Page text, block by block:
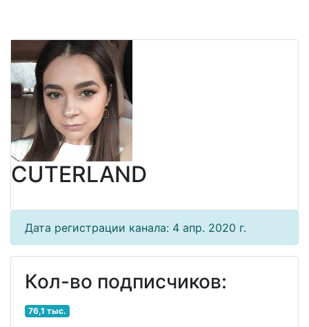
CUTERLAND
Дата регистрации канала: 4 апр. 2020 г.
Кол-во подписчиков:
76,1 тыс.